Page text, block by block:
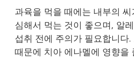
과육을 먹을 때에는 내부의
심해서 먹는 것이 좋으며, 알
섭취 전에 주의가 필요합니다
때문에 치아 에나멜에 영향을